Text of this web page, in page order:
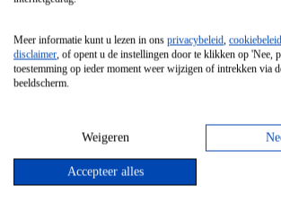
Vrijstaande Magnetron
Vrijstaande Kookplaat
Inbouw Gaskookplaat
Inbouw Keramische Kookplaat
Kookplaat Accessoires
Meer informatie kunt u lezen in ons privacybeleid, cookiebeleid
disclaimer, of opent u de instellingen door te klikken op 'Nee,
toestemming op ieder moment weer wijzigen of intrekken via
beeldscherm.
Weigeren
Accepteer alles